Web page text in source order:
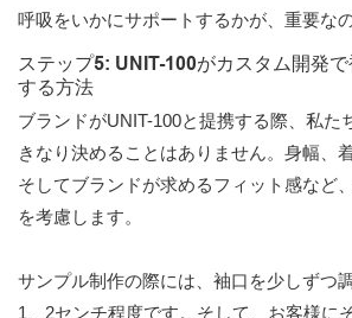
呼吸をいかにサポートするかが、重要なの
ステップ5: UNIT-100がカスタム開発
する方法
ブランドがUNIT-100と提携する際、私た
きなり決めることはありません。身幅、
そしてブランドが求めるフィット感など
を考慮します。
サンプル制作の際には、袖口を少しずつ
1、2センチ程度です。そして、お客様に